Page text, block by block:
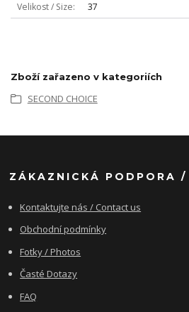
Velikost / Size 37
Zboží zařazeno v kategoriích
SECOND CHOICE
ZÁKAZNICKÁ PODPORA /
Kontaktujte nás / Contact us
Obchodní podmínky
Fotky / Photos
Časté Dotazy
FAQ